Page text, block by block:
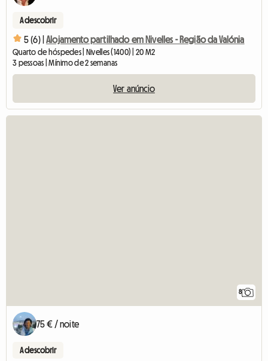
A descobrir
5 (6) | Alojamento partilhado em Nivelles - Região da Valónia
Quarto de hóspedes | Nivelles (1400) | 20 M2
3 pessoas | Mínimo de 2 semanas
Ver anúncio
8
75 € / noite
A descobrir